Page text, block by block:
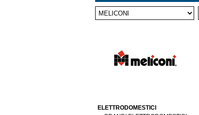
ELETTRODOMESTICI